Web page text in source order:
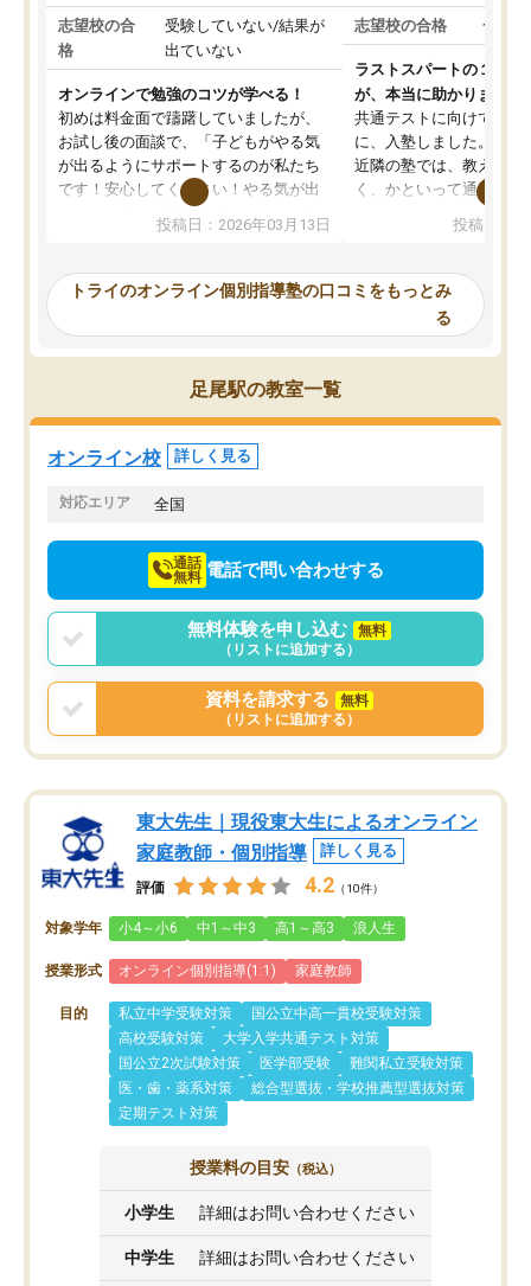
志望校の合
格
受験していない/結果が
出ていない
オンラインで勉強のコツが学べる！
初めは料金面で躊躇していましたが、
お試し後の面談で、「子どもがやる気
が出るようにサポートするのが私たち
です！安心してください！やる気が出
ないのは私たち講師の責任です」と言
ってくださり、確かに！と考えて、思
ったんですが、学生の先生から学ぶこ
み、徐々に成績が上がったらいいなと
思っていました。何が今足りないのか
を的確に指導いただき、子どももびっ
くりするほど楽しんでやる気を持って
塾を受けています。狙い通り、少しず
つ成績も上がり、苦手意識も無くなっ
てきたので、さらに苦手な数学も追加
でお願いしました。来年の高校受験に
投稿日：2026年03月13日
志望校の合格 合格
ラストスパートの１か月
が、本当に助かりました
共通テストに向けての追
に、入塾しました。田舎
近隣の塾では、教えても
く、かといって通うには
可能なので本当に助か
らないところをピンポイ
頂いて、とてもわかり
していました。一生を
スト、多少お金がかかっ
投稿日：
トライのオンライン個別指導塾の口コミをもっとみ
る
足尾駅の教室一覧
オンライン校 詳しく見る
対応エリア 全国
通話
無料 電話で問い合わせする
無料体験を申し込む
無料
（リストに追加する）
資料を請求する
無料
（リストに追加する）
東大先生｜現役東大生によるオンライン
家庭教師・個別指導
詳しく見る
評価 4.2 （10件）
対象学年 小4～小6 中1～中3 高1～高3 浪人生
授業形式 オンライン個別指導(1:1) 家庭教師
目的 私立中学受験対策
国公立中高一貫校受験対策
高校受験対策
大学入学共通テスト対策
国公立2次試験対策
医学部受験
難関私立受験対策
医・歯・薬系対策
総合型選抜・学校推薦型選抜対策
定期テスト対策
授業料の目安 （税込）
小学生 詳細はお問い合わせください
中学生 詳細はお問い合わせください